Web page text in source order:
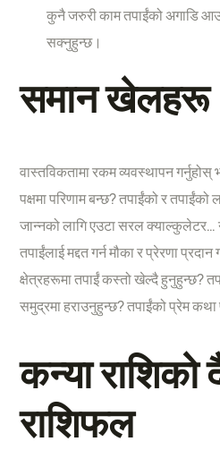
कुनै जरुरी काम तपाईंको अगाडि
सक्नुहुन्छ।
समान खेलहरू
वास्तविकतामा रकम व्यवस्थापन गर्नुहोस्
पक्षमा परिणाम बन्छ? तपाईंको र तपाईंको
जान्नको लागि एउटा सरल क्याल्कुलेटर…
तपाईंलाई मद्दत गर्न मौका र प्रेरणा
क्षेत्रहरूमा तपाईं कस्तो खेल्दै हुनुहुन्छ?
समुद्रमा हराउनुहुन्छ? तपाईंको प्रेम
कन्या राशिको
राशिफल